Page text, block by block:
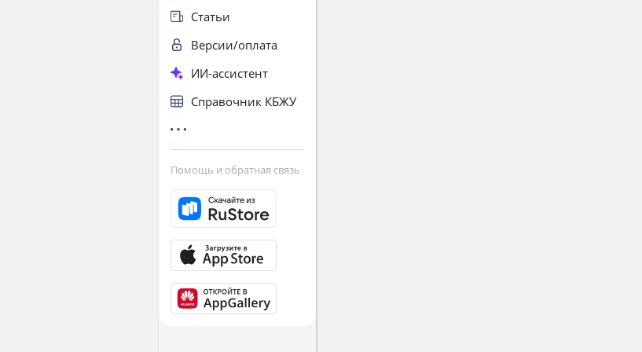
Статьи
Версии/оплата
ИИ-ассистент
Справочник КБЖУ
Помощь и обратная связь